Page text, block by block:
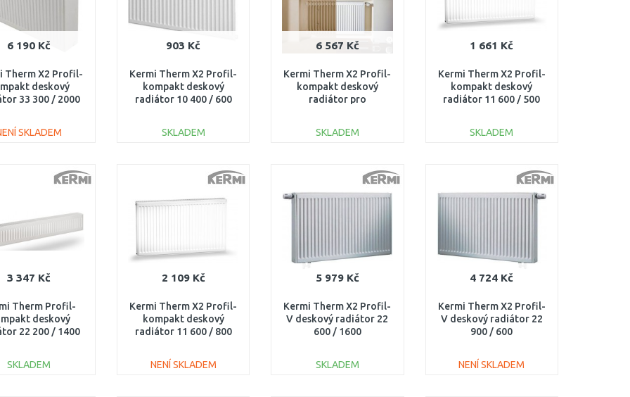
6 190 Kč
Therm X2 Profil-
deskový
33 300 / 2000
SKLADEM
903 Kč
Kermi Therm X2 Profil-
kompakt deskový
radiátor 10 400 / 600
SKLADEM
6 567 Kč
Kermi Therm X2 Profil-
kompakt deskový
radiátor pro
SKLADEM
1 661 Kč
Kermi Therm X2 Profil-
kompakt deskový
radiátor 11 600 / 500
SKLADEM
3 347 Kč
Therm Profil-
deskový
22 200 / 1400
SKLADEM
2 109 Kč
Kermi Therm X2 Profil-
kompakt deskový
radiátor 11 600 / 800
NENÍ SKLADEM
5 979 Kč
Kermi Therm X2 Profil-
V deskový radiátor 22
600 / 1600
SKLADEM
4 724 Kč
Kermi Therm X2 Profil-
V deskový radiátor 22
900 / 600
NENÍ SKLADEM